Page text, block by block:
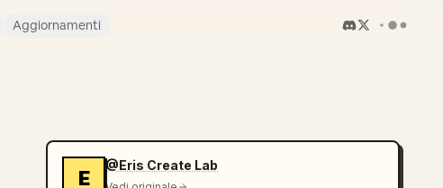
Aggiornamenti
E
@Eris Create Lab